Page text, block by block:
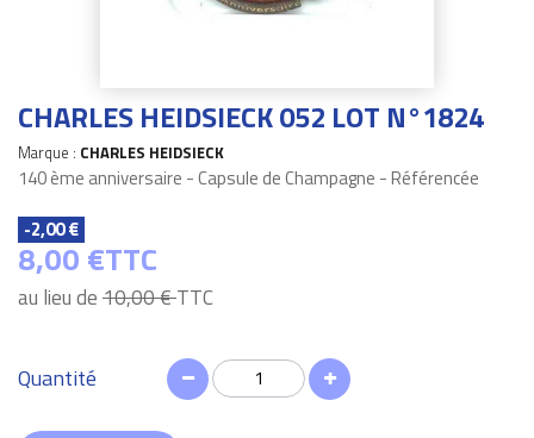
CHARLES HEIDSIECK 052 LOT N°1824
Marque : CHARLES HEIDSIECK
140 ème anniversaire - Capsule de Champagne - Référencée
-2,00 €
8,00 €TTC
au lieu de10,00 €TTC
Quantité